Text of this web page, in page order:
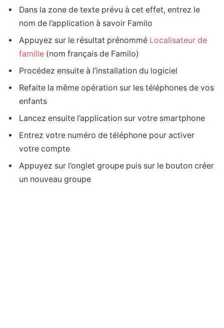
Dans la zone de texte prévu à cet effet, entrez le
nom de l’application à savoir Familo
Appuyez sur le résultat prénommé Localisateur de
famille (nom français de Familo)
Procédez ensuite à l’installation du logiciel
Refaite la même opération sur les téléphones de vos
enfants
Lancez ensuite l’application sur votre smartphone
Entrez votre numéro de téléphone pour activer
votre compte
Appuyez sur l’onglet groupe puis sur le bouton créer
un nouveau groupe